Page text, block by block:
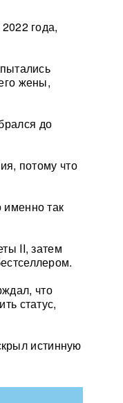
года,
жены,
до
потому что
так
II, затем
что
статус,
истинную